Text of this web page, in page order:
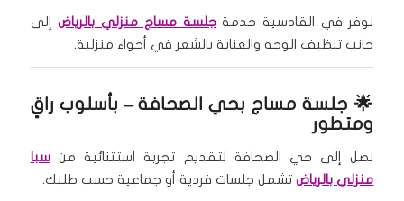
نوفر في القادسية خدمةجلسة مساج منزلي بالرياضإلى
جانب تنظيف الوجه والعناية بالشعر في أجواء منزلية.
🌟 جلسة مساج بحي الصحافة– بأسلوب راقٍ
ومتطور
نصل إلى حي الصحافة لتقديم تجربة استثنائية منسبا
منزلي بالرياضتشمل جلسات فردية أو جماعية حسب طلبك.